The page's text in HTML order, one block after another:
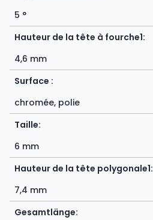
5 °
Hauteur de la tête à fourche1:
4,6 mm
Surface :
chromée, polie
Taille:
6 mm
Hauteur de la tête polygonale1:
7,4 mm
Gesamtlänge: